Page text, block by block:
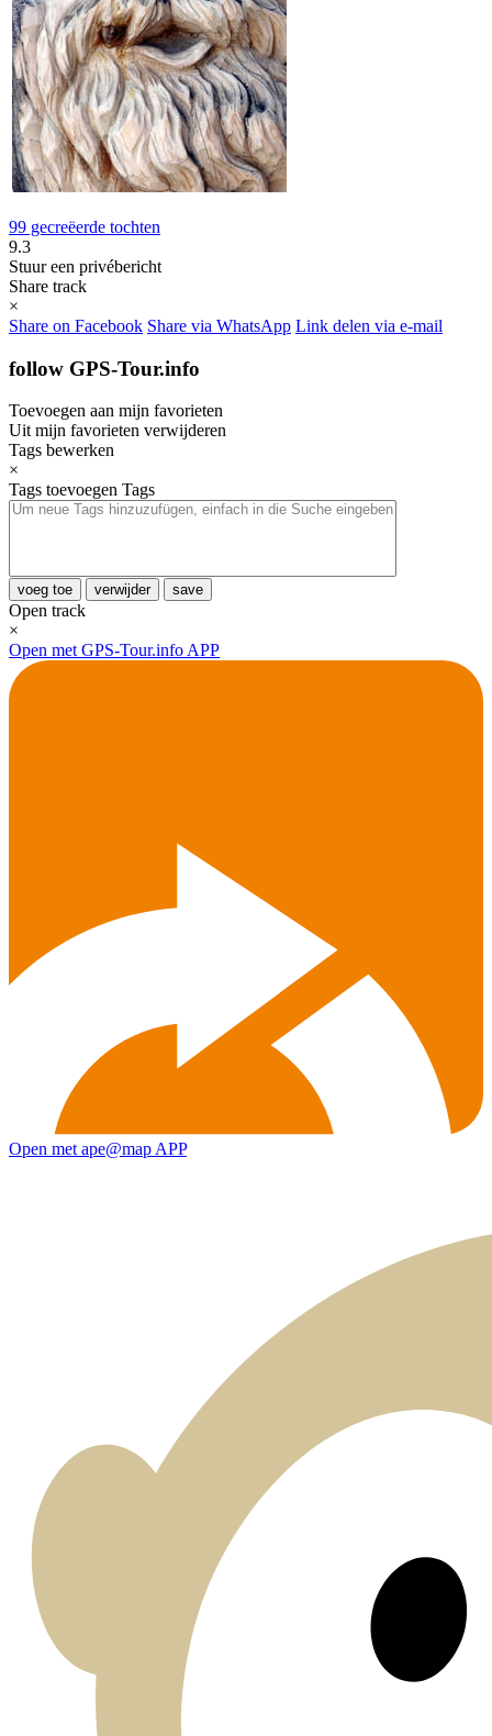
99 gecreëerde tochten
9.3
Stuur een privébericht
Share track
×
Share on Facebook Share via WhatsApp Link delen via e-mail
follow GPS-Tour.info
Toevoegen aan mijn favorieten
Uit mijn favorieten verwijderen
Tags bewerken
×
Tags toevoegen Tags
voeg toe verwijder save
Open track
×
Open met GPS-Tour.info APP
Open met ape@map APP